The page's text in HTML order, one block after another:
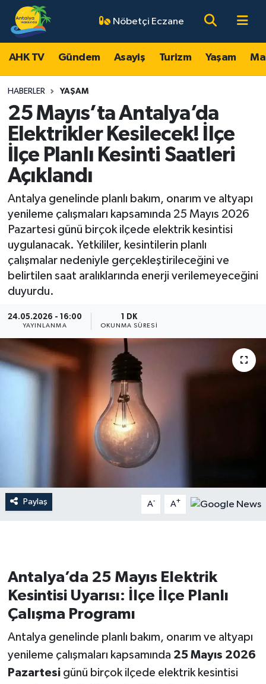
Nöbetçi Eczane
AHK TV Gündem Asayiş Turizm Yaşam
HABERLER YAŞAM
25 Mayıs’ta Antalya’da
Elektrikler Kesilecek! İlçe
İlçe Planlı Kesinti Saatleri
Açıklandı
Antalya genelinde planlı bakım, onarım ve altyapı
yenileme çalışmaları kapsamında 25 Mayıs 2026
Pazartesi günü birçok ilçede elektrik kesintisi
uygulanacak. Yetkililer, kesintilerin planlı
çalışmalar nedeniyle gerçekleştirileceğini ve
belirtilen saat aralıklarında enerji verilemeyeceğini
duyurdu.
24.05.2026 - 16:00
YAYINLANMA
1 DK
OKUNMA SÜRESI
Paylaş A- A+
Antalya’da 25 Mayıs Elektrik
Kesintisi Uyarısı: İlçe İlçe Planlı
Çalışma Programı
Antalya genelinde planlı bakım, onarım ve altyapı
yenileme çalışmaları kapsamında 25 Mayıs 2026
Pazartesigünü birçok ilçede elektrik kesintisi
AHK TV
Gündem
Asayiş
Turizm
Yaşam
Magazin
Ekonomi
Spor
Dünya
Resmi Reklamlar
Antalya Nöbetçi Eczaneler
Antalya Hava Durumu
Antalya Namaz Vakitleri
Antalya Trafik Yoğunluk Haritası
Süper Lig Puan Durumu ve Fikstür
Tüm Manşetler
Son Dakika Haberleri
Haber Arşivi